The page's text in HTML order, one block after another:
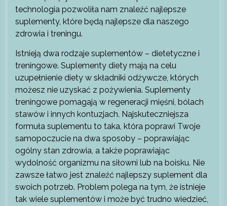
technologia pozwoliła nam znaleźć najlepsze
suplementy, które będą najlepsze dla naszego
zdrowia i treningu.
Istnieją dwa rodzaje suplementów – dietetyczne i
treningowe. Suplementy diety mają na celu
uzupełnienie diety w składniki odżywcze, których
możesz nie uzyskać z pożywienia. Suplementy
treningowe pomagają w regeneracji mięśni, bólach
stawów i innych kontuzjach. Najskuteczniejsza
formuła suplementu to taka, która poprawi Twoje
samopoczucie na dwa sposoby – poprawiając
ogólny stan zdrowia, a także poprawiając
wydolność organizmu na siłowni lub na boisku. Nie
zawsze łatwo jest znaleźć najlepszy suplement dla
swoich potrzeb. Problem polega na tym, że istnieje
tak wiele suplementów i może być trudno wiedzieć,